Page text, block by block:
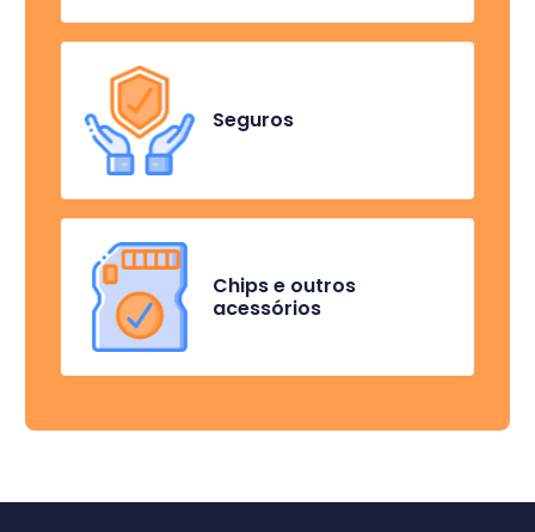
Seguros
Chips e outros
acessórios